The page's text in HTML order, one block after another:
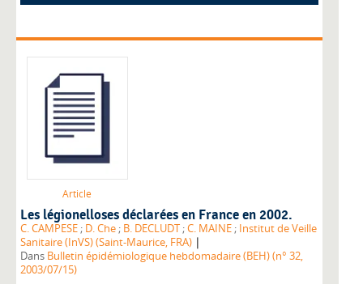
Article
Les légionelloses déclarées en France en 2002.
C. CAMPESE ; D. Che ; B. DECLUDT ;C. MAINE ; Institut de Veille
Sanitaire (InVS) (Saint-Maurice, FRA) |
Dans Bulletin épidémiologique hebdomadaire (BEH) (n° 32,
2003/07/15)